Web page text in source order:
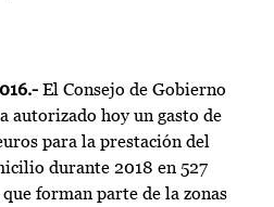
El Consejo de Gobierno
autorizado hoy un gasto de
para la prestación del
durante 2018 en 527
forman parte de la zonas